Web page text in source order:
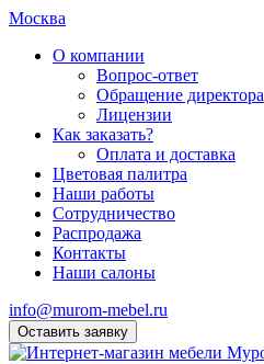
Москва
О компании
Вопрос-ответ
Обращение директора
Лицензии
Как заказать?
Оплата и доставка
Цветовая палитра
Наши работы
Сотрудничество
Распродажа
Контакты
Наши салоны
info@murom-mebel.ru
Оставить заявку